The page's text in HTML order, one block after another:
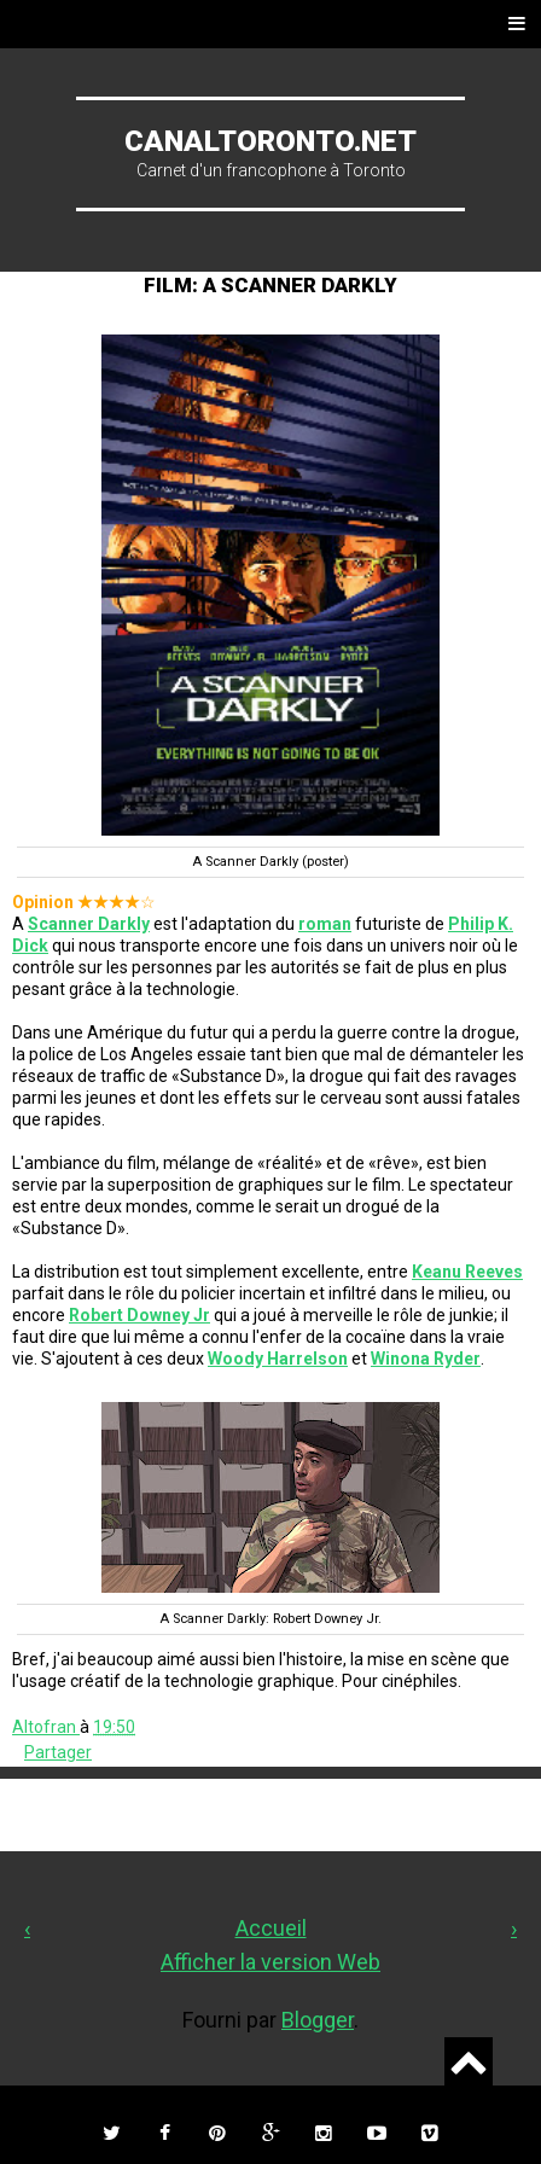
Men
CANALTORONTO.NET
Carnet d'un francophone à Toronto
FILM: A SCANNER DARKLY
A Scanner Darkly (poster)
Opinion ★★★★☆
A Scanner Darklyest l'adaptation du roman futuriste de Philip K.
Dickqui nous transporte encore une fois dans un univers noir où le
contrôle sur les personnes par les autorités se fait de plus en plus
pesant grâce à la technologie.
Dans une Amérique du futur qui a perdu la guerre contre la drogue,
la police de Los Angeles essaie tant bien que mal de démanteler les
réseaux de traffic de «Substance D», la drogue qui fait des ravages
parmi les jeunes et dont les effets sur le cerveau sont aussi fatales
que rapides.
L'ambiance du film, mélange de «réalité» et de «rêve», est bien
servie par la superposition de graphiques sur le film. Le spectateur
est entre deux mondes, comme le serait un drogué de la
«Substance D».
La distribution est tout simplement excellente, entre Keanu Reeves
parfait dans le rôle du policier incertain et infiltré dans le milieu, ou
encore Robert Downey Jr qui a joué à merveille le rôle de junkie; il
faut dire que lui même a connu l'enfer de la cocaïne dans la vraie
vie. S'ajoutent à ces deuxWoody Harrelson etWinona Ryder
A Scanner Darkly: Robert Downey Jr.
Bref, j'ai beaucoup aimé aussi bien l'histoire, la mise en scène que
l'usage créatif de la technologie graphique. Pour cinéphiles.
Altofran à 19:50
Partager
‹ ›
Accueil
Afficher la version Web
Fourni par Blogger.